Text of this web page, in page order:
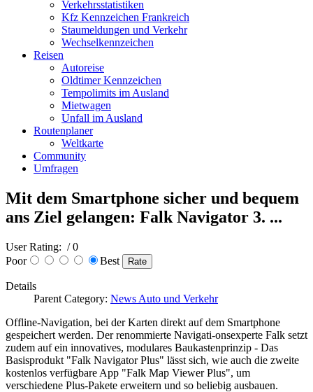
Verkehrsstatistiken
Kfz Kennzeichen Frankreich
Staumeldungen und Verkehr
Wechselkennzeichen
Reisen
Autoreise
Oldtimer Kennzeichen
Tempolimits im Ausland
Mietwagen
Unfall im Ausland
Routenplaner
Weltkarte
Community
Umfragen
Mit dem Smartphone sicher und bequem
ans Ziel gelangen: Falk Navigator 3. ...
User Rating: / 0
Poor
Best
Details
Parent Category: News Auto und Verkehr
Offline-Navigation, bei der Karten direkt auf dem Smartphone
gespeichert werden. Der renommierte Navigati-onsexperte Falk setzt
zudem auf ein innovatives, modulares Baukastenprinzip - Das
Basisprodukt "Falk Navigator Plus" lässt sich, wie auch die zweite
kostenlos verfügbare App "Falk Map Viewer Plus", um
verschiedene Plus-Pakete erweitern und so beliebig ausbauen.